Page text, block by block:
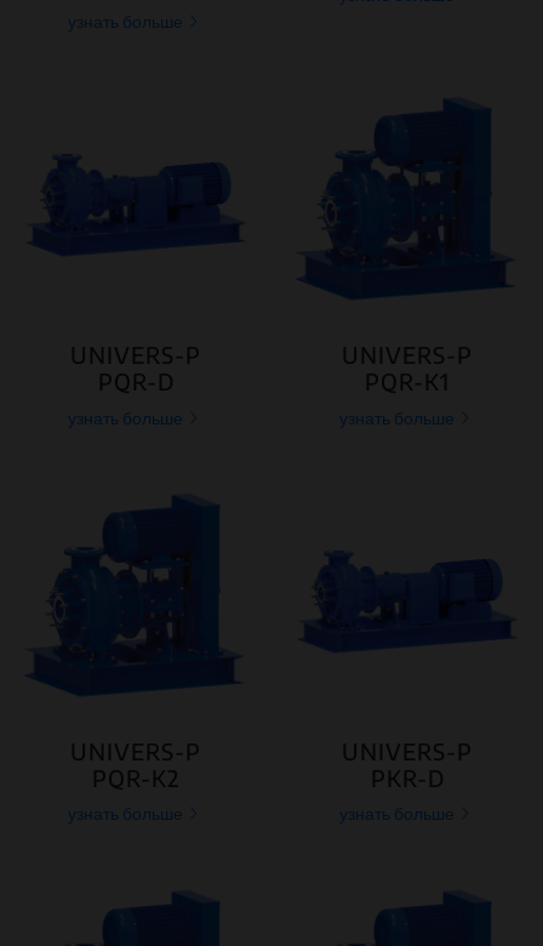
узнать больше
UNIVERS-P
PQR-D
узнать больше
UNIVERS-P
PQR-K1
узнать больше
UNIVERS-P
PQR-K2
узнать больше
UNIVERS-P
PKR-D
узнать больше